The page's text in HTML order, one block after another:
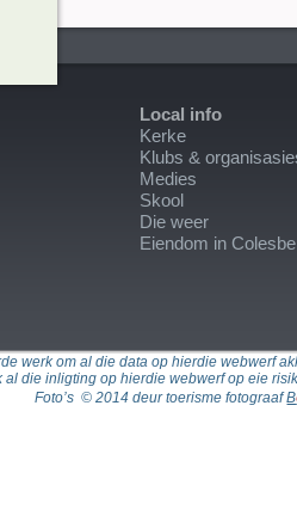
Local info
Kerke
Klubs &
Medies
Skool
Die weer
Eiendom in
werk om al die data op hierdie webwerf
al die inligting op hierdie webwerf op eie
Foto’s © 2014 deur toerisme fotograafB